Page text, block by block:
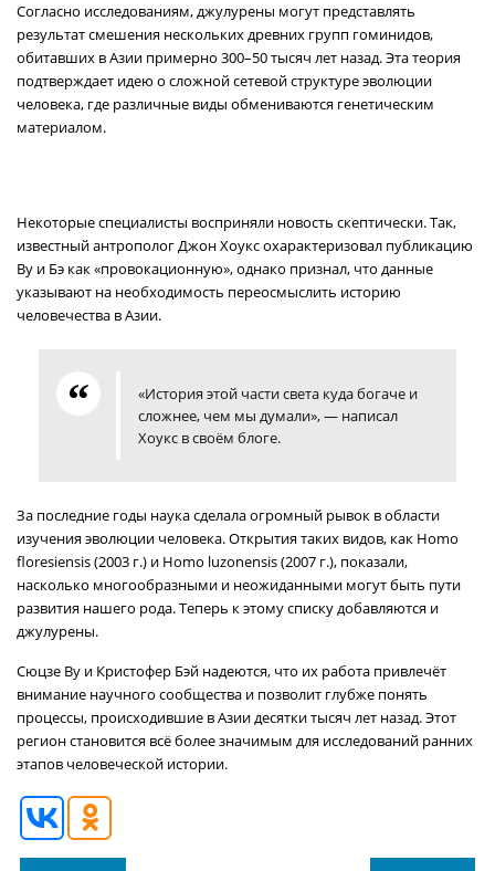
Согласно исследованиям, джулурены могут представлять
результат смешения нескольких древних групп гоминидов,
обитавших в Азии примерно 300–50 тысяч лет назад. Эта теория
подтверждает идею о сложной сетевой структуре эволюции
человека, где различные виды обмениваются генетическим
материалом.
Некоторые специалисты восприняли новость скептически. Так,
известный антрополог Джон Хоукс охарактеризовал публикацию
Ву и Бэ как «провокационную», однако признал, что данные
указывают на необходимость переосмыслить историю
человечества в Азии.
«История этой части света куда богаче и
сложнее, чем мы думали», — написал
Хоукс в своём блоге.
За последние годы наука сделала огромный рывок в области
изучения эволюции человека. Открытия таких видов, как Homo
floresiensis (2003 г.) и Homo luzonensis (2007 г.), показали,
насколько многообразными и неожиданными могут быть пути
развития нашего рода. Теперь к этому списку добавляются и
джулурены.
Сюцзе Ву и Кристофер Бэй надеются, что их работа привлечёт
внимание научного сообщества и позволит глубже понять
процессы, происходившие в Азии десятки тысяч лет назад. Этот
регион становится всё более значимым для исследований ранних
этапов человеческой истории.